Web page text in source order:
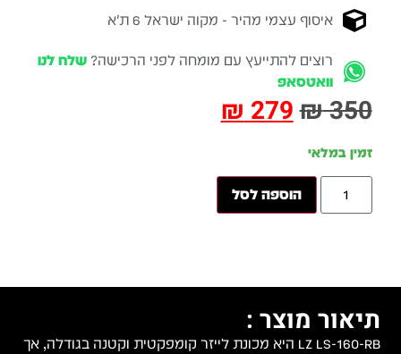
איסוף עצמי מהיר - מקוה ישראל 6 ת״א
רוצים להתייעץ עם מומחה לפני הרכישה? שלח לנו
וואטסאפ
₪350
₪279
זמין במלאי
הוספה לסל
תיאור מוצר :
LZ LS-160-RB היא מכונת לייזר קומפקטית וקטנה בגודלה, אך